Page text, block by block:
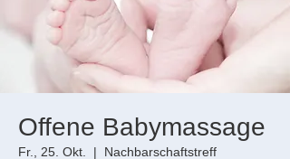
Offene Babymassage
Fr., 25. Okt.
  |
Nachbarschaftstreff